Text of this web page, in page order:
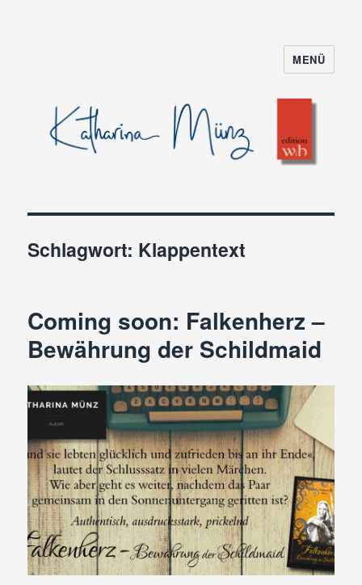
MENÜ
Schlagwort: Klappentext
Coming soon: Falkenherz –
Bewährung der Schildmaid